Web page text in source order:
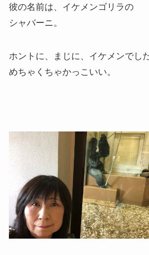
彼の名前は、イケメンゴリラの
シャバーニ。
ホントに、まじに、イケメンでし
めちゃくちゃかっこいい。